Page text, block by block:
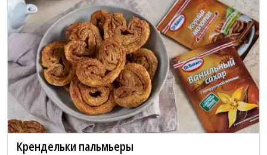
Крендельки пальмьеры